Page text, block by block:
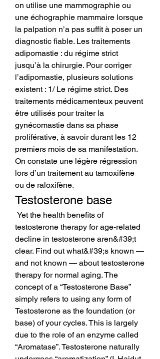
on utilise une mammographie ou
une échographie mammaire lorsque
la palpation n’a pas suffit à poser un
diagnostic fiable. Les traitements
adipomastie : du régime strict
jusqu’à la chirurgie. Pour corriger
l’adipomastie, plusieurs solutions
existent : 1/ Le régime strict. Des
traitements médicamenteux peuvent
être utilisés pour traiter la
gynécomastie dans sa phase
proliférative, à savoir durant les 12
premiers mois de sa manifestation.
On constate une légère régression
lors d’un traitement au tamoxifène
ou de raloxifène.
Testosterone base
testosterone therapy for age-related
decline in testosterone aren&#39;t
clear. Find out what&#39;s known —
and not known — about testosterone
therapy for normal aging. The
concept of a “Testosterone Base”
simply refers to using any form of
Testosterone as the foundation (or
base) of your cycles. This is largely
due to the role of an enzyme called
“Aromatase”. Testosterone naturally